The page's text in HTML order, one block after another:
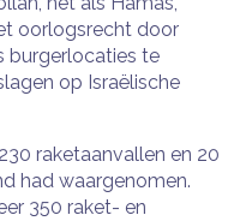
oorlogsrecht door
burgerlocaties te
op Israëlische
raketaanvallen en 20
had waargenomen.
350 raket- en